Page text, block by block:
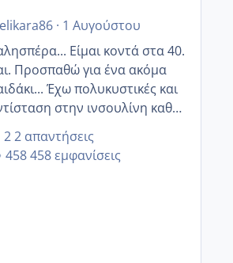
· 1 Αυγούστου
Είμαι κοντά στα 40.
Προσπαθώ για ένα ακόμα
Έχω πολυκυστικές και
στην ινσουλίνη καθώς
χάσιμοτο! Έχω λίγα κιλά
και όσο κ αν
δεν χάνω εύκολα!
2 απαντήσεις
458 εμφανίσεις